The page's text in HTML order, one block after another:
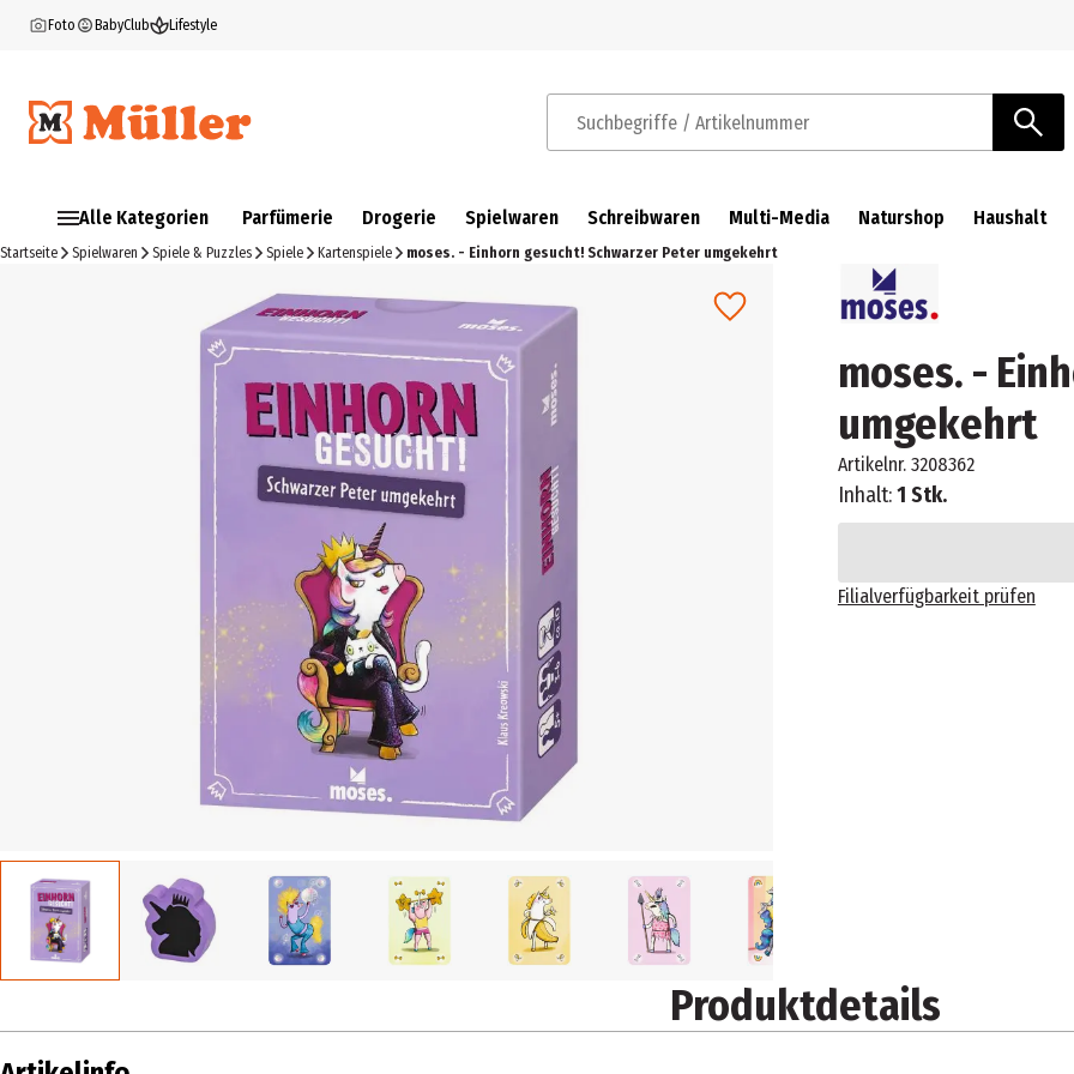
Foto BabyClub Lifestyle
Suchbegriffe / Artikelnummer
Alle Kategorien Parfümerie Drogerie Spielwaren Schreibwaren Multi-Media Naturshop Haushalt
Startseite Spielwaren Spiele & Puzzles Spiele Kartenspiele moses. - Einhorn gesucht! Schwarzer Peter umgekehrt
moses. -
umgekehrt
Artikelnr. 3208362
Inhalt:1 Stk.
Filialverfügbarkeit prüfen
Produktdetails